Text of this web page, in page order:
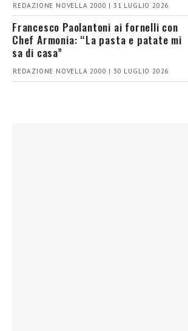
REDAZIONE NOVELLA 2000 | 31 LUGLIO 2026
Francesco Paolantoni ai fornelli con
Chef Armonia: “La pasta e patate mi
sa di casa”
REDAZIONE NOVELLA 2000 | 30 LUGLIO 2026